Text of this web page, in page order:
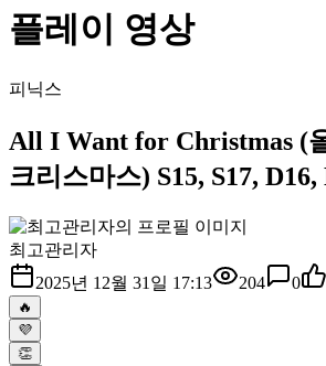
플레이 영상
피닉스
All I Want for Christmas (
크리스마스) S15, S17, D16,
최고관리자
2025년 12월 31일 17:13
204 0
🔥
💜
👏